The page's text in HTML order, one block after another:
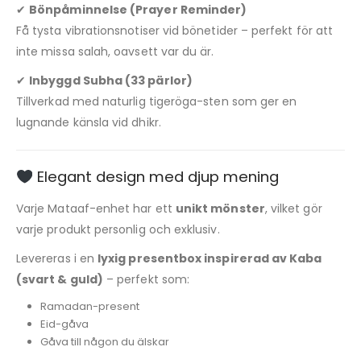
✔ Bönpåminnelse (Prayer Reminder)
Få tysta vibrationsnotiser vid bönetider – perfekt för att
inte missa salah, oavsett var du är.
✔ Inbyggd Subha (33 pärlor)
Tillverkad med naturlig tigeröga-sten som ger en
lugnande känsla vid dhikr.
Elegant design med djup mening
Varje Mataaf-enhet har ett unikt mönster, vilket gör
varje produkt personlig och exklusiv.
Levereras i en lyxig presentbox inspirerad av Kaba
(svart & guld) – perfekt som:
Ramadan-present
Eid-gåva
Gåva till någon du älskar